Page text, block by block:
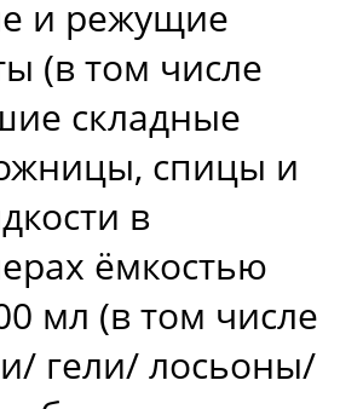
и режущие
(в том числе
складные
спицы и
в
ёмкостью
мл (в том числе
гели/ лосьоны/